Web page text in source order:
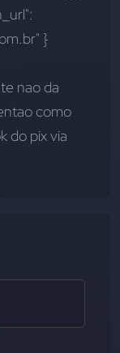
}
nao da
como
do pix via